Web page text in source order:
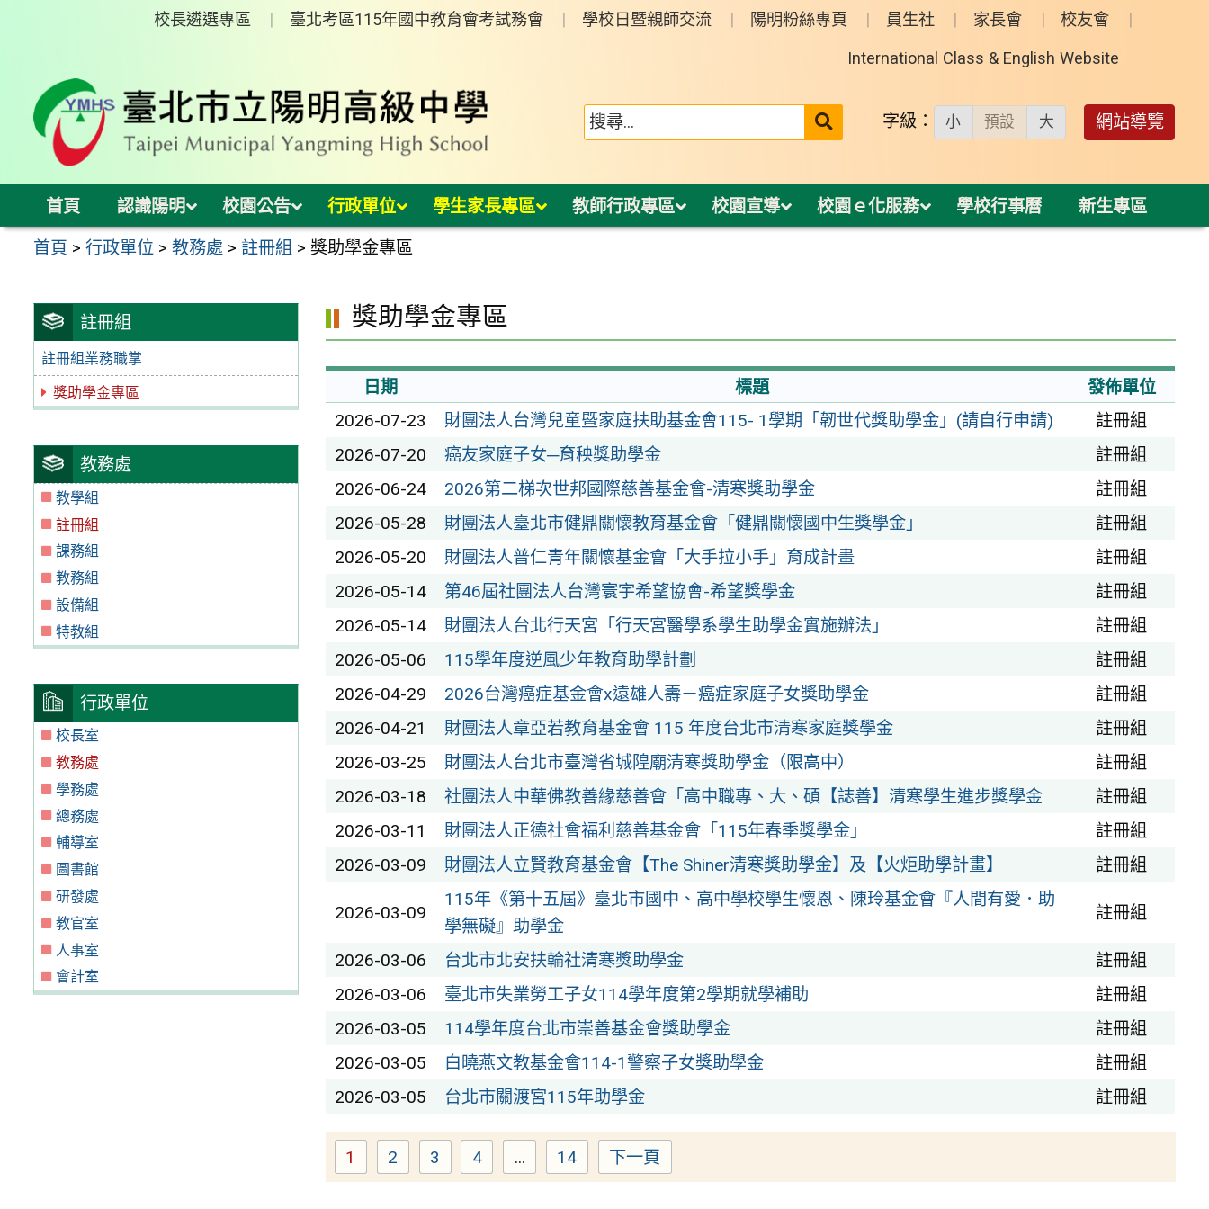
校長遴選專區 臺北考區115年國中教育會考試務會 學校日暨親師交流 陽明粉絲專頁 員生社 家長會 校友會
International Class & English Website
送出 字級： 小 預設 大 網站導覽
首頁 認識陽明 校園公告 行政單位 學生家長專區 教師行政專區 校園宣導 校園ｅ化服務 學校行事曆 新生專區
首頁 >行政單位 >教務處 > 註冊組 >獎助學金專區
註冊組
註冊組業務職掌
獎助學金專區
教務處
教學組
註冊組
課務組
教務組
設備組
特教組
行政單位
校長室
教務處
學務處
總務處
輔導室
圖書館
研發處
教官室
人事室
會計室
獎助學金專區
日期 標題
發佈單位
2026-07-23
財團法人台灣兒童暨家庭扶助基金會115- 1學期「韌世代獎助學金」(請自行申請)
註冊組
2026-07-20
癌友家庭子女─育秧獎助學金
註冊組
2026-06-24
2026第二梯次世邦國際慈善基金會-清寒獎助學金
註冊組
2026-05-28
財團法人臺北市健鼎關懷教育基金會「健鼎關懷國中生獎學金」
註冊組
2026-05-20
財團法人普仁青年關懷基金會「大手拉小手」育成計畫
註冊組
2026-05-14
第46屆社團法人台灣寰宇希望協會-希望獎學金
註冊組
2026-05-14
財團法人台北行天宮「行天宮醫學系學生助學金實施辦法」
註冊組
2026-05-06
115學年度逆風少年教育助學計劃
註冊組
2026-04-29
2026台灣癌症基金會x遠雄人壽－癌症家庭子女獎助學金
註冊組
2026-04-21
財團法人章亞若教育基金會 115 年度台北市清寒家庭獎學金
註冊組
2026-03-25
財團法人台北市臺灣省城隍廟清寒獎助學金（限高中）
註冊組
2026-03-18
社團法人中華佛教善緣慈善會「高中職專、大、碩【誌善】清寒學生進步獎學金
註冊組
2026-03-11
財團法人正德社會福利慈善基金會「115年春季獎學金」
註冊組
2026-03-09
財團法人立賢教育基金會【The Shiner清寒獎助學金】及【火炬助學計畫】 註冊組
2026-03-09
115年《第十五屆》臺北市國中、高中學校學生懷恩、陳玲基金會『人間有愛．助
學無礙』助學金
註冊組
2026-03-06 台北市北安扶輪社清寒獎助學金
註冊組
2026-03-06
臺北市失業勞工子女114學年度第2學期就學補助
註冊組
2026-03-05
114學年度台北市崇善基金會獎助學金
註冊組
2026-03-05
白曉燕文教基金會114-1警察子女獎助學金
註冊組
2026-03-05
台北市關渡宮115年助學金 註冊組
Page
1 Page
2 Page
3 Page
4 ... Page
14 下一頁